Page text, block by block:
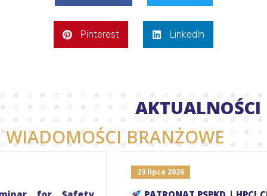
Pinterest LinkedIn
AKTUALNOŚCI
WIADOMOŚCI BRANŻOWE